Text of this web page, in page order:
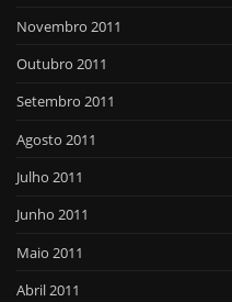
Novembro 2011
Outubro 2011
Setembro 2011
Agosto 2011
Julho 2011
Junho 2011
Maio 2011
Abril 2011